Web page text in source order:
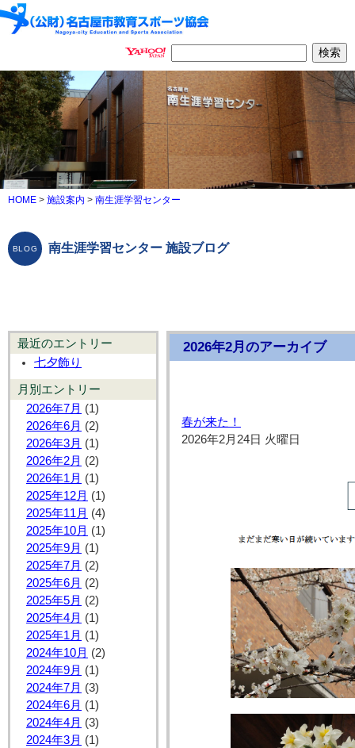
HOME > 施設案内 > 南生涯学習センター
南生涯学習センター 施設ブログ
最近のエントリー
七夕飾り
月別エントリー
2026年7月 (1)
2026年6月 (2)
2026年3月 (1)
2026年2月 (2)
2026年1月 (1)
2025年12月 (1)
2025年11月 (4)
2025年10月 (1)
2025年9月 (1)
2025年7月 (2)
2025年6月 (2)
2025年5月 (2)
2025年4月 (1)
2025年1月 (1)
2024年10月 (2)
2024年9月 (1)
2024年7月 (3)
2024年6月 (1)
2024年4月 (3)
2024年3月 (1)
2026年2月のアーカイブ
春が来た！
2026年2月24日 火曜日